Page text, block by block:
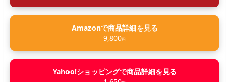
Amazonで商品詳細を見る
9,800円
Yahoo!ショッピングで商品詳細を見る